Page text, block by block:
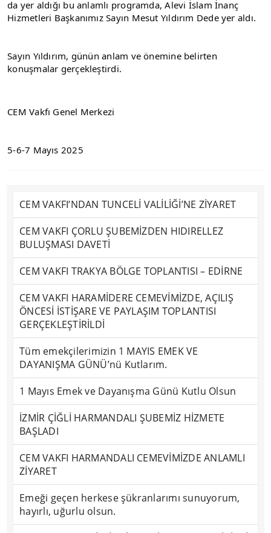
da yer aldığı bu anlamlı programda, Alevi İslam İnanç
Hizmetleri Başkanımız Sayın Mesut Yıldırım Dede yer aldı.
Sayın Yıldırım, günün anlam ve önemine belirten
konuşmalar gerçekleştirdi.
CEM Vakfı Genel Merkezi
5-6-7 Mayıs 2025
CEM VAKFI’NDAN TUNCELİ VALİLİĞİ’NE ZİYARET
CEM VAKFI ÇORLU ŞUBEMİZDEN HIDIRELLEZ
BULUŞMASI DAVETİ
CEM VAKFI TRAKYA BÖLGE TOPLANTISI – EDİRNE
CEM VAKFI HARAMİDERE CEMEVİMİZDE, AÇILIŞ
ÖNCESİ İSTİŞARE VE PAYLAŞIM TOPLANTISI
GERÇEKLEŞTİRİLDİ
Tüm emekçilerimizin 1 MAYIS EMEK VE
DAYANIŞMA GÜNÜ’nü Kutlarım.
1 Mayıs Emek ve Dayanışma Günü Kutlu Olsun
İZMİR ÇİĞLİ HARMANDALI ŞUBEMİZ HİZMETE
BAŞLADI
CEM VAKFI HARMANDALI CEMEVİMİZDE ANLAMLI
ZİYARET
Emeği geçen herkese şükranlarımı sunuyorum,
hayırlı, uğurlu olsun.